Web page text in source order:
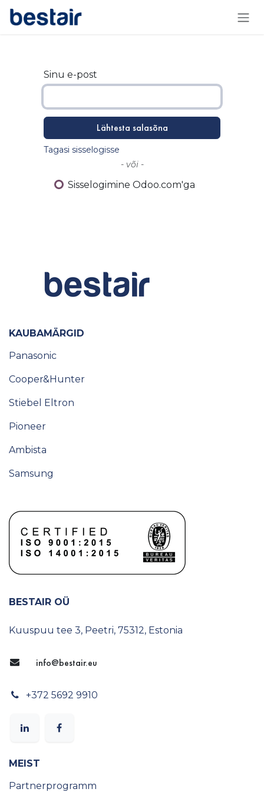
Skip to Content
Sinu e-post
Lähtesta salasõna
Tagasi sisselogisse
- või -
Sisselogimine Odoo.com'ga
KAUBAMÄRGID
Panasonic
Cooper&Hunter
Stiebel Eltron
Pioneer
Ambista
Samsung
BESTAIR OÜ
Kuuspuu tee 3, Peetri, 75312, Estonia
info@​bestair.eu
+372 5692 9910
MEIST
Partnerprogramm